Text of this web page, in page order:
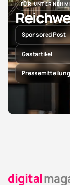
FÜR
Sponsored Post
Gastartikel
Pressemitteilung
digital